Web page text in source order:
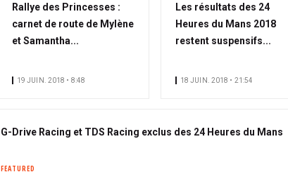
Rallye des Princesses :
carnet de route de Mylène
et Samantha...
19 JUIN. 2018 • 8:48
Les résultats des 24
Heures du Mans 2018
restent suspensifs...
18 JUIN. 2018 • 21:54
G-Drive Racing et TDS Racing exclus des 24 Heures du Mans
FEATURED